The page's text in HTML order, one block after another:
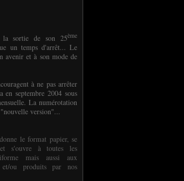
sortie de son 25ème
un temps d'arrêt... Le
avenir et à son mode de
à ne pas arrêter
en septembre 2004 sous
La numérotation
version"...
le format papier, se
s'ouvre à toutes les
mais aussi aux
ou produits par nos